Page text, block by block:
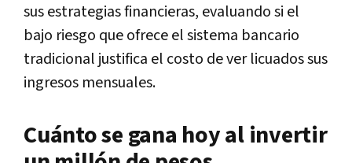
sus estrategias financieras, evaluando si el
bajo riesgo que ofrece el sistema bancario
tradicional justifica el costo de ver licuados sus
ingresos mensuales.
Cuánto se gana hoy al invertir